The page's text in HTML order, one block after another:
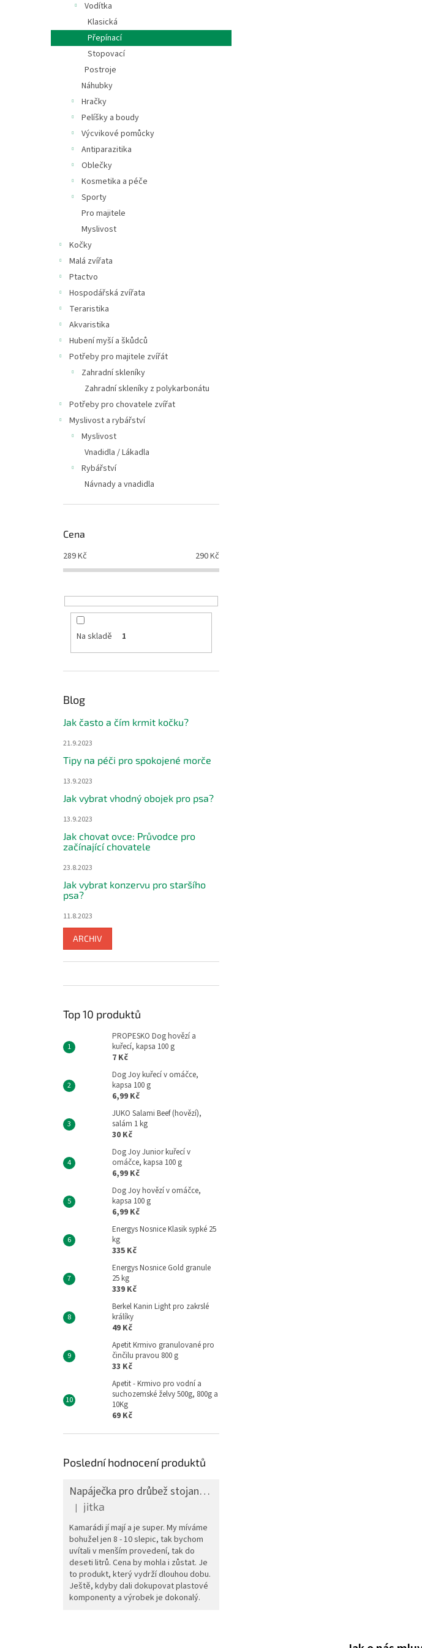
Vodítka
Klasická
Přepínací
Stopovací
Postroje
Náhubky
Hračky
Pelíšky a boudy
Výcvikové pomůcky
Antiparazitika
Oblečky
Kosmetika a péče
Sporty
Pro majitele
Myslivost
Kočky
Malá zvířata
Ptactvo
Hospodářská zvířata
Teraristika
Akvaristika
Hubení myší a škůdců
Potřeby pro majitele zvířát
Zahradní skleníky
Zahradní skleníky z polykarbonátu
Potřeby pro chovatele zvířat
Myslivost a rybářství
Myslivost
Vnadidla / Lákadla
Rybářství
Návnady a vnadidla
Cena
289Kč 290Kč
Na skladě 1
Blog
Jak často a čím krmit kočku?
21.9.2023
Tipy na péči pro spokojené morče
13.9.2023
Jak vybrat vhodný obojek pro psa?
13.9.2023
Jak chovat ovce: Průvodce pro
začínající chovatele
23.8.2023
Jak vybrat konzervu pro staršího
psa?
11.8.2023
ARCHIV
Top 10 produktů
PROPESKO Dog hovězí a
kuřecí, kapsa 100 g
7 Kč
Dog Joy kuřecí v omáčce,
kapsa 100 g
6,99 Kč
JUKO Salami Beef (hovězí),
salám 1 kg
30 Kč
Dog Joy Junior kuřecí v
omáčce, kapsa 100 g
6,99 Kč
Dog Joy hovězí v omáčce,
kapsa 100 g
6,99 Kč
Energys Nosnice Klasik sypké 25
kg
335 Kč
Energys Nosnice Gold granule
25 kg
339 Kč
Berkel Kanin Light pro zakrslé
králíky
49 Kč
Apetit Krmivo granulované pro
činčilu pravou 800 g
33 Kč
Apetit - Krmivo pro vodní a
suchozemské želvy 500g, 800g a
10Kg
69 Kč
Poslední hodnocení produktů
Napáječka pro drůbež stojanová barelová, pozink, 30 l
Hodnocení produktu je 5 z 5 hvězdiček.
| jitka
Kamarádi jí mají a je super. My míváme
bohužel jen 8 - 10 slepic, tak bychom
uvítali v menším provedení, tak do
deseti litrů. Cena by mohla i zůstat. Je
to produkt, který vydrží dlouhou dobu.
Ještě, kdyby dali dokupovat plastové
komponenty a výrobek je dokonalý.